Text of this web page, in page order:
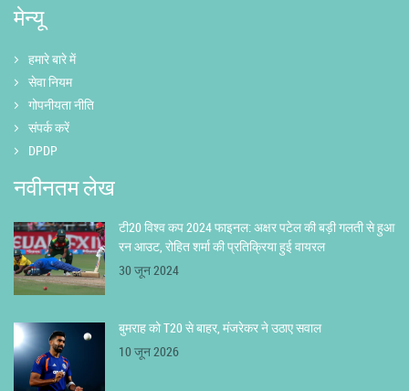
मेन्यू
हमारे बारे में
सेवा नियम
गोपनीयता नीति
संपर्क करें
DPDP
नवीनतम लेख
टी20 विश्व कप 2024 फाइनल: अक्षर पटेल की बड़ी गलती से हुआ
रन आउट, रोहित शर्मा की प्रतिक्रिया हुई वायरल
30 जून 2024
बुमराह को T20 से बाहर, मंजरेकर ने उठाए सवाल
10 जून 2026